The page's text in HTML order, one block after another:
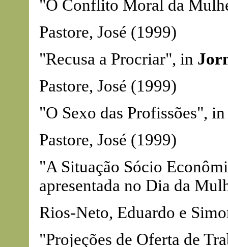
"O Conflito Moral da
Pastore, José (1999)
"Recusa a Procriar", in
Pastore, José (1999)
"O Sexo das Profissões",
Pastore, José (1999)
"A Situação Sócio
apresentada no Dia da
Rios-Neto, Eduardo e
"Projeções de Oferta de